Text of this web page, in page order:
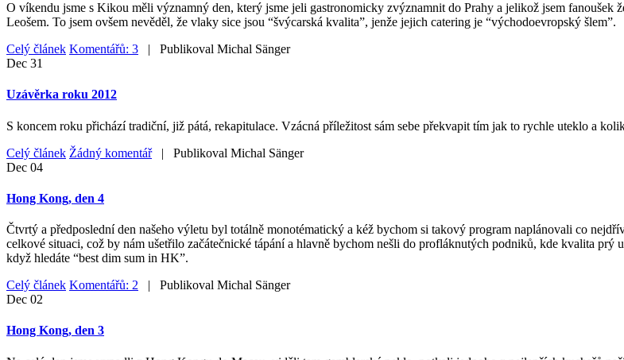
O víkendu jsme s Kikou měli významný den, který jsme jeli gastronomicky zvýznamnit do Prahy a jelikož jsem fanoušek
Leošem. To jsem ovšem nevěděl, že vlaky sice jsou “švýcarská kvalita”, jenže jejich catering je “východoevropský šlem”.
Celý článek Komentářů: 3 | Publikoval Michal Sänger
Dec 31
Uzávěrka roku 2012
S koncem roku přichází tradiční, již pátá, rekapitulace. Vzácná příležitost sám sebe překvapit tím jak to rychle uteklo a
Celý článek Žádný komentář| Publikoval Michal Sänger
Dec 04
Hong Kong, den 4
Čtvrtý a předposlední den našeho výletu byl totálně monotématický a kéž bychom si takový program naplánovali co
celkové situaci, což by nám ušetřilo začátečnické tápání a hlavně bychom nešli do profláknutých podniků, kde kvalita prý
když hledáte “best dim sum in HK”.
Celý článek Komentářů: 2 | Publikoval Michal Sänger
Dec 02
Hong Kong, den 3